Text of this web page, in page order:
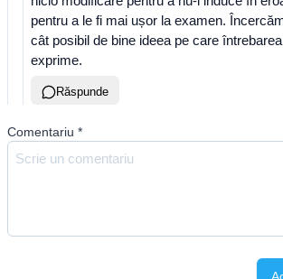
pentru a le fi mai ușor la examen.
cât posibil de bine ideea pe care
exprime.
Răspunde
Comentariu *